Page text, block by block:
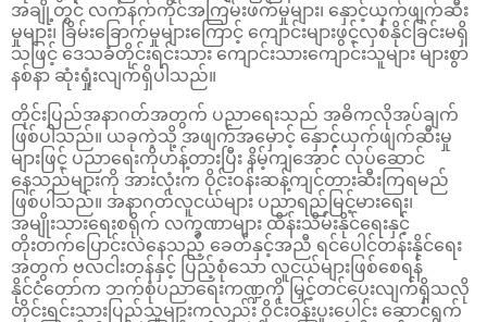
အချို့တွင် လက်နက်ကိုင်အကြမ်းဖက်မှုများ၊ နှောင့်ယှက်ဖျက်ဆီး
မှုများ၊ ခြိမ်းခြောက်မှုများကြောင့် ကျောင်းများဖွင့်လှစ်နိုင်ခြင်းမရှိ
သဖြင့် ဒေသခံတိုင်းရင်းသား ကျောင်းသားကျောင်းသူများ များစွာ
နစ်နာ ဆုံးရှုံးလျက်ရှိပါသည်။
တိုင်းပြည်အနာဂတ်အတွက် ပညာရေးသည် အဓိကလိုအပ်ချက်
ဖြစ်ပါသည်။ ယခုကဲ့သို့ အဖျက်အမှောင့် နှောင့်ယှက်ဖျက်ဆီးမှု
များဖြင့် ပညာရေးကိုဟန့်တားပြီး နိမ့်ကျအောင် လုပ်ဆောင်
နေသည်များကို အားလုံးက ဝိုင်းဝန်းဆန့်ကျင်တားဆီးကြရမည်
ဖြစ်ပါသည်။ အနာဂတ်လူငယ်များ ပညာရည်မြင့်မားရေး၊
အမျိုးသားရေးစရိုက် လက္ခဏာများ ထိန်းသိမ်းနိုင်ရေးနှင့်
တိုးတက်ပြောင်းလဲနေသည့် ခေတ်နှင့်အညီ ရင်ပေါင်တန်းနိုင်ရေး
အတွက် ဗလငါးတန်နှင့် ပြည့်စုံသော လူငယ်များဖြစ်စေရန်
နိုင်ငံတော်က ဘက်စုံပညာရေးကဏ္ဍကို မြှင့်တင်ပေးလျက်ရှိသလို
တိုင်းရင်းသားပြည်သူများကလည်း ဝိုင်းဝန်းပူးပေါင်း ဆောင်ရွက်